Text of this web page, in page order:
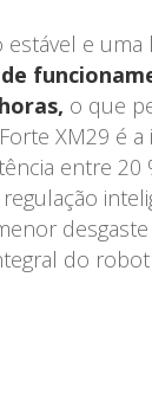
e uma
o que
XM29 é a
entre 20
do